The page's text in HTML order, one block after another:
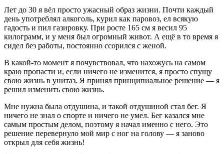
Лет до 30 я вёл просто ужасный образ жизни. Почти каждый
день употреблял алкоголь, курил как паровоз, ел всякую
гадость и пил газировку. При росте 165 см я весил 95
килограмм, и у меня был огромный живот. А ещё в то время я
сидел без работы, постоянно ссорился с женой.
В какой-то момент я почувствовал, что нахожусь на самом
краю пропасти и, если ничего не изменится, я просто спущу
свою жизнь в унитаз. Я принял принципиальное решение — я
решил изменить свою жизнь.
Мне нужна была отдушина, и такой отдушиной стал бег. Я
ничего не знал о спорте и ничего не умел. Бег казался мне
самым простым делом, поэтому я начал именно с него. Это
решение перевернуло мой мир с ног на голову — я заново
открыл для себя жизнь!